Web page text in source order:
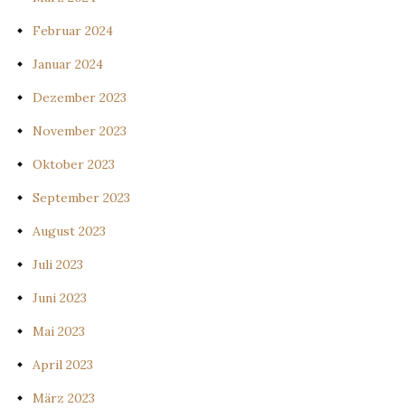
Februar 2024
Januar 2024
Dezember 2023
November 2023
Oktober 2023
September 2023
August 2023
Juli 2023
Juni 2023
Mai 2023
April 2023
März 2023